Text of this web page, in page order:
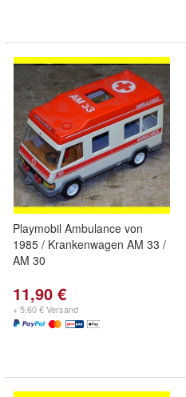
Playmobil Ambulance von
1985 / Krankenwagen AM 33 /
AM 30
11,90 €
+ 5,60 € Versand